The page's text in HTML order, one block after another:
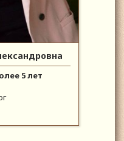
5 лет